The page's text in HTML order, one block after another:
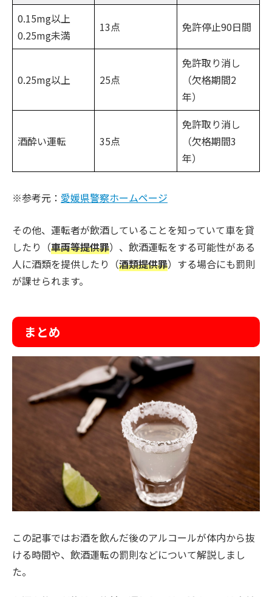
0.15mg以上
0.25mg未満
13点 免許停止90日間
0.25mg以上 25点
免許取り消し
（欠格期間2
年）
酒酔い運転 35点
免許取り消し
（欠格期間3
年）
※参考元： 愛媛県警察ホームページ
その他、運転者が飲酒していることを知っていて車を貸
したり（車両等提供罪）、飲酒運転をする可能性がある
人に酒類を提供したり（酒類提供罪）する場合にも罰則
が課せられます。
まとめ
この記事ではお酒を飲んだ後のアルコールが体内から抜
ける時間や、飲酒運転の罰則などについて解説しまし
た。